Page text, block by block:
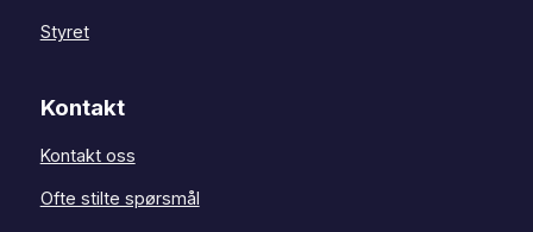
Styret
Kontakt
Kontakt oss
Ofte stilte spørsmål